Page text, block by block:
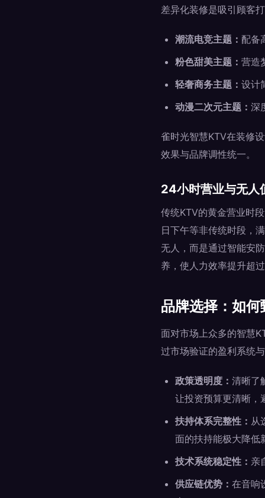
差异化装修是吸引顾客
潮流电竞主题： 配备
粉色甜美主题： 营造
轻奢商务主题： 设计
动漫二次元主题： 深
雀时光智慧KTV在装修
效果与品牌调性统一。
24小时营业与无人
传统KTV的黄金营业时
日下午等非传统时段，
无人，而是通过智能安
养，使人力效率提升超
品牌选择：如
面对市场上众多的智慧
过市场验证的盈利系统
政策透明度： 清晰了
让投资预算更清晰，
扶持体系完整性： 从
面的扶持能极大降低
技术系统稳定性： 亲
供应链优势： 在音响